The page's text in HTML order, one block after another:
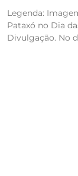
Legenda:
Pataxó no Dia
Divulgação. No